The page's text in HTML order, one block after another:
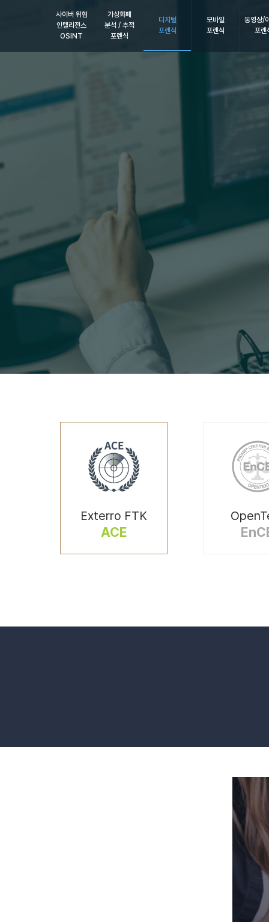
사이버 위협
인텔리전스
OSINT
가상화폐
분석 / 추적
포렌식
디지털
포렌식
모바일
포렌식
동영상/
포렌
Exterro FTK
ACE